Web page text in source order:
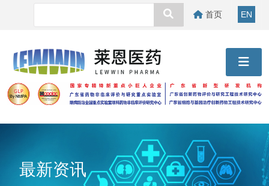
首页 EN
最新资讯